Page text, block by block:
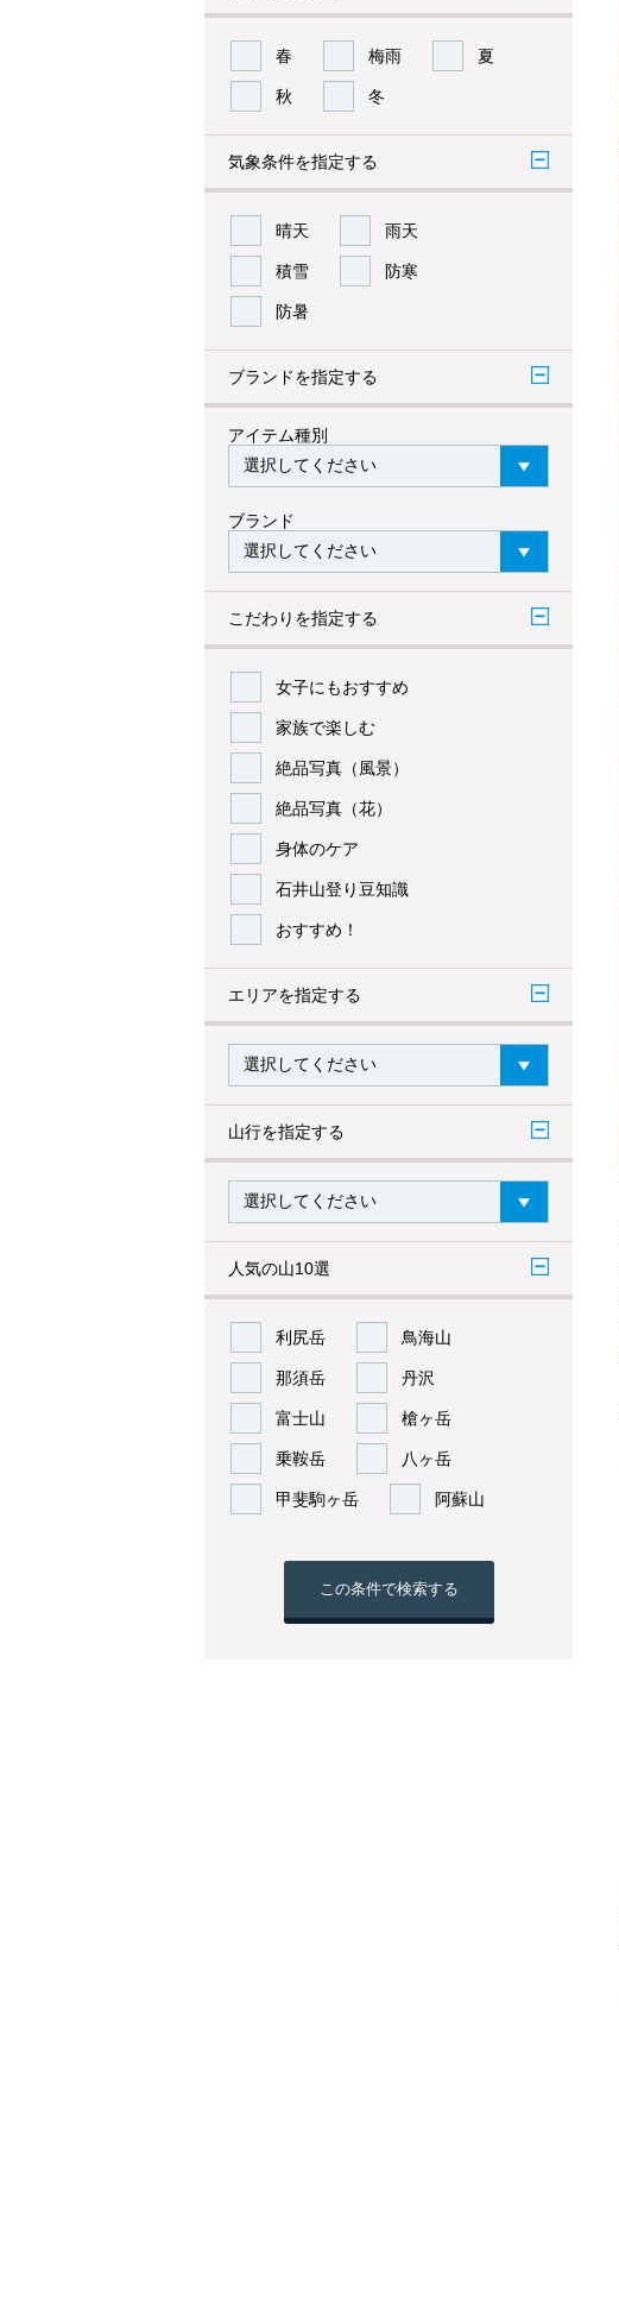
春 梅雨 夏
秋 冬
気象条件を指定する
晴天 雨天
積雪 防寒
防暑
ブランドを指定する
アイテム種別
ブランド
こだわりを指定する
女子にもおすすめ
家族で楽しむ
絶品写真（風景）
絶品写真（花）
身体のケア
石井山登り豆知識
おすすめ！
エリアを指定する
山行を指定する
人気の山10選
利尻岳 鳥海山
那須岳 丹沢
富士山 槍ヶ岳
乗鞍岳 八ヶ岳
甲斐駒ヶ岳 阿蘇山
この条件で検索する